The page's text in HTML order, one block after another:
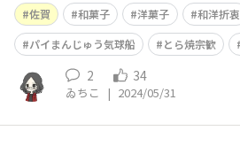
佐賀 和菓子 洋菓子 和洋折衷
パイまんじゅう気球船
とら焼宗歓
2 34
ゐちこ | 2024/05/31